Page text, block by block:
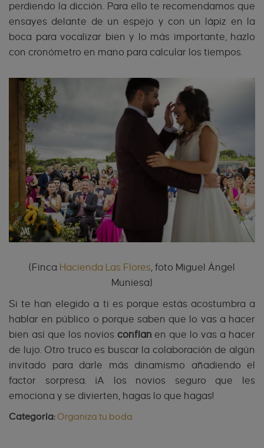
perdiendo la dicción. Para ello te recomendamos que
ensayes delante de un espejo y con un lápiz en la
boca para vocalizar bien y lo más importante, hazlo
con cronómetro en mano para calcular los tiempos.
(Finca Hacienda Las Flores, foto Miguel Ángel
Muniesa)
Si te han elegido a ti es porque estás acostumbra a
hablar en público o porque saben que lo vas a hacer
bien así que los novios confíanen que lo vas a hacer
de lujo. Otro truco es buscar la colaboración de algún
invitado para darle más dinamismo añadiendo el
factor sorpresa. ¡A los novios seguro que les
emociona y se divierten, hagas lo que hagas!
Categoría:Organiza tu boda